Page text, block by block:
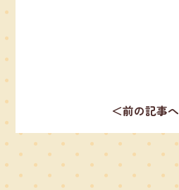
＜前の記事へ